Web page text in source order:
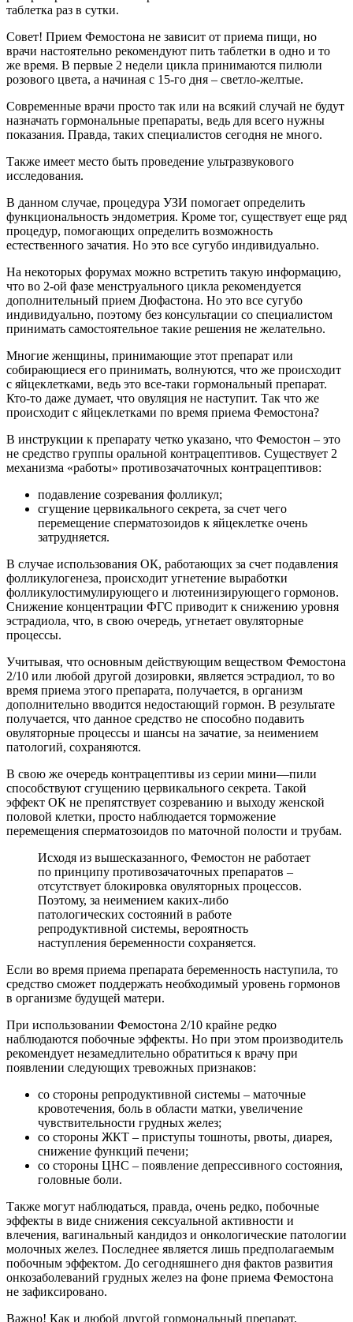
таблетка раз в сутки.
Совет! Прием Фемостона не зависит от приема пищи, но
врачи настоятельно рекомендуют пить таблетки в одно и то
же время. В первые 2 недели цикла принимаются пилюли
розового цвета, а начиная с 15-го дня – светло-желтые.
Современные врачи просто так или на всякий случай не будут
назначать гормональные препараты, ведь для всего нужны
показания. Правда, таких специалистов сегодня не много.
Также имеет место быть проведение ультразвукового
исследования.
В данном случае, процедура УЗИ помогает определить
функциональность эндометрия. Кроме тог, существует еще ряд
процедур, помогающих определить возможность
естественного зачатия. Но это все сугубо индивидуально.
На некоторых форумах можно встретить такую информацию,
что во 2-ой фазе менструального цикла рекомендуется
дополнительный прием Дюфастона. Но это все сугубо
индивидуально, поэтому без консультации со специалистом
принимать самостоятельное такие решения не желательно.
Многие женщины, принимающие этот препарат или
собирающиеся его принимать, волнуются, что же происходит
с яйцеклетками, ведь это все-таки гормональный препарат.
Кто-то даже думает, что овуляция не наступит. Так что же
происходит с яйцеклетками по время приема Фемостона?
В инструкции к препарату четко указано, что Фемостон – это
не средство группы оральной контрацептивов. Существует 2
механизма «работы» противозачаточных контрацептивов:
подавление созревания фолликул;
сгущение цервикального секрета, за счет чего
перемещение сперматозоидов к яйцеклетке очень
затрудняется.
В случае использования ОК, работающих за счет подавления
фолликулогенеза, происходит угнетение выработки
фолликулостимулирующего и лютеинизирующего гормонов.
Снижение концентрации ФГС приводит к снижению уровня
эстрадиола, что, в свою очередь, угнетает овуляторные
процессы.
Учитывая, что основным действующим веществом Фемостона
2/10 или любой другой дозировки, является эстрадиол, то во
время приема этого препарата, получается, в организм
дополнительно вводится недостающий гормон. В результате
получается, что данное средство не способно подавить
овуляторные процессы и шансы на зачатие, за неимением
патологий, сохраняются.
В свою же очередь контрацептивы из серии мини—пили
способствуют сгущению цервикального секрета. Такой
эффект ОК не препятствует созреванию и выходу женской
половой клетки, просто наблюдается торможение
перемещения сперматозоидов по маточной полости и трубам.
Исходя из вышесказанного, Фемостон не работает
по принципу противозачаточных препаратов –
отсутствует блокировка овуляторных процессов.
Поэтому, за неимением каких-либо
патологических состояний в работе
репродуктивной системы, вероятность
наступления беременности сохраняется.
Если во время приема препарата беременность наступила, то
средство сможет поддержать необходимый уровень гормонов
в организме будущей матери.
При использовании Фемостона 2/10 крайне редко
наблюдаются побочные эффекты. Но при этом производитель
рекомендует незамедлительно обратиться к врачу при
появлении следующих тревожных признаков:
со стороны репродуктивной системы – маточные
кровотечения, боль в области матки, увеличение
чувствительности грудных желез;
со стороны ЖКТ – приступы тошноты, рвоты, диарея,
снижение функций печени;
со стороны ЦНС – появление депрессивного состояния,
головные боли.
Также могут наблюдаться, правда, очень редко, побочные
эффекты в виде снижения сексуальной активности и
влечения, вагинальный кандидоз и онкологические патологии
молочных желез. Последнее является лишь предполагаемым
побочным эффектом. До сегодняшнего дня фактов развития
онкозаболеваний грудных желез на фоне приема Фемостона
не зафиксировано.
Важно! Как и любой другой гормональный препарат,